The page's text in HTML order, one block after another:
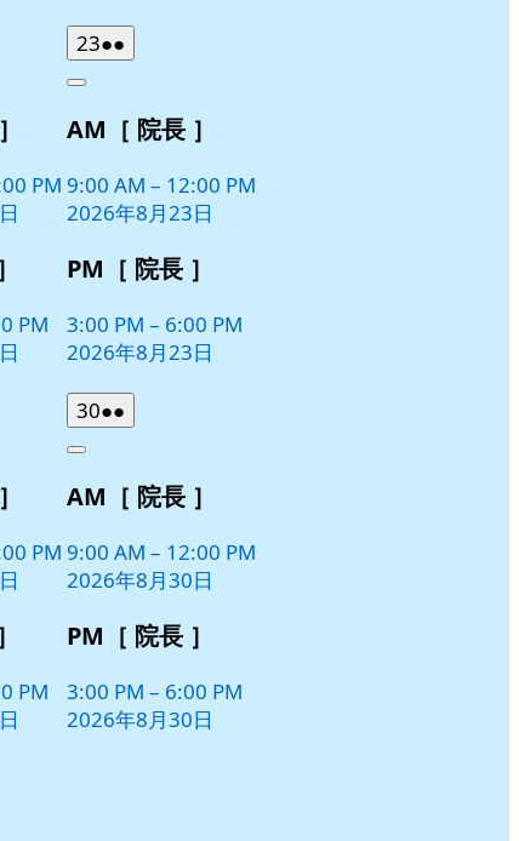
PM
PM
232026
年
月
日
●●
件
イ
ン
ト)
Close
AM［ 院長 ］
9:00 AM – 12:00 PM
2026年8月23日
PM［ 院長 ］
3:00 PM – 6:00 PM
2026年8月23日
PM
PM
302026
年
月
日
●●
件
イ
ン
ト)
Close
AM［ 院長 ］
9:00 AM – 12:00 PM
2026年8月30日
PM［ 院長 ］
3:00 PM – 6:00 PM
2026年8月30日